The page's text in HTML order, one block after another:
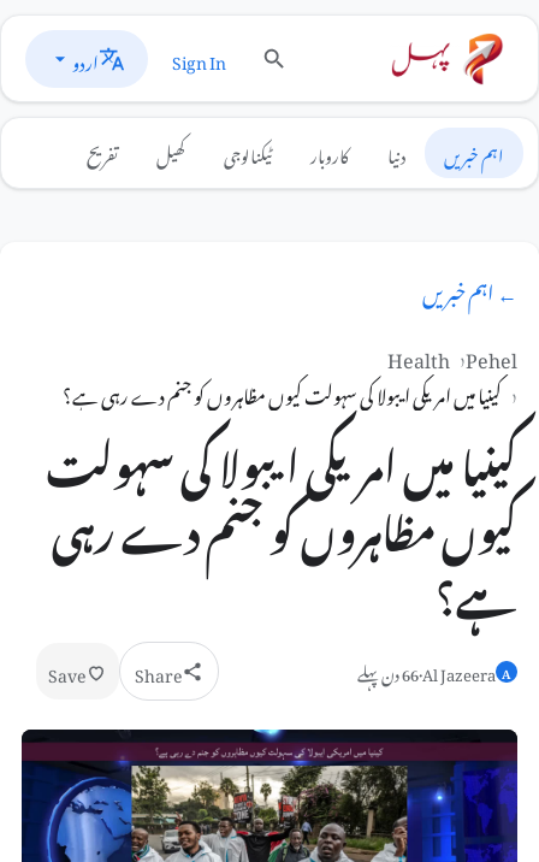
Sign In اردو
اہم خبریں دنیا کاروبار ٹیکنالوجی کھیل تفریح
← اہم خبریں
Pehel
Health
کینیا میں امریکی ایبولا کی سہولت کیوں مظاہروں کو جنم دے رہی ہے؟
کینیا میں امریکی ایبولا کی سہولت
کیوں مظاہروں کو جنم دے رہی
ہے؟
A
Al Jazeera
·66 دن پہلے Share
Save